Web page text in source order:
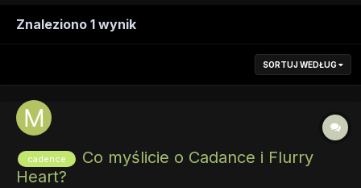
Znaleziono 1 wynik
SORTUJ WEDŁUG
cadence
Co myślicie o Cadance i Flurry
Heart?